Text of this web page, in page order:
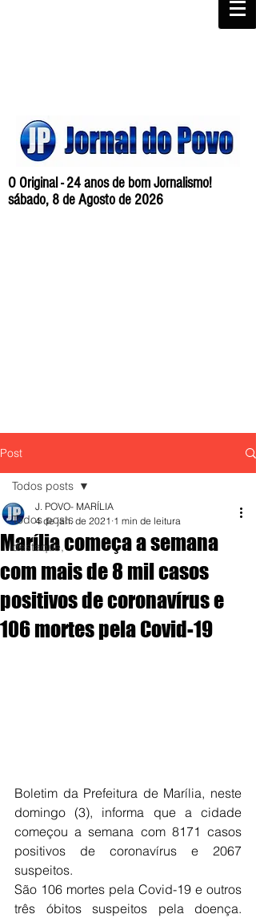
O Original - 24 anos de bom Jornalismo!
sábado, 8 de Agosto de 2026
Post
Todos posts
destaque,
Todos posts
Marília começa a semana
com mais de 8 mil casos
positivos de coronavírus e
106 mortes pela Covid-19
J. POVO- MARÍLIA
4 de jan. de 2021 1 min de leitura
Boletim da Prefeitura de Marília, neste
domingo (3), informa que a cidade
começou a semana com 8171 casos
positivos de coronavírus e 2067
suspeitos.
São 106 mortes pela Covid-19 e outros
três óbitos suspeitos pela doença.